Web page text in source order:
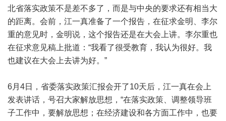
北省落实政策不是差不多了，而是与中央的要求还有相当大
的距离。会前，江一真准备了一个报告，在征求金明、李尔
重的意见时，金明说，这个报告还是在大会上讲。李尔重也
在征求意见稿上批道：“我看了很受教育，我认为很好。我
也建议在大会上去讲为好。”
6月4日，省委落实政策汇报会开了10天后，江一真在会上
发表讲话，号召大家解放思想，“在落实政策、调整领导班
子工作中，要解放思想；在经济建设和各方面工作中，也要